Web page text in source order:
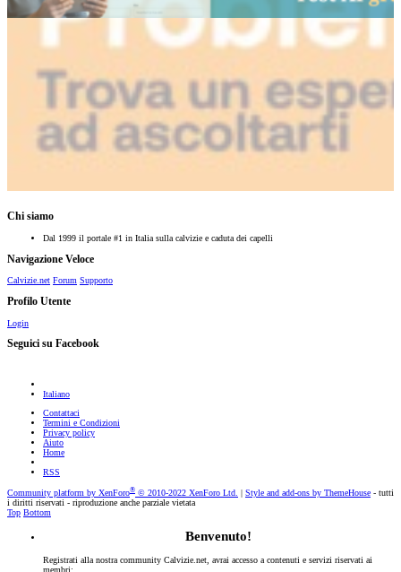
Chi siamo
Dal 1999 il portale #1 in Italia sulla calvizie e caduta dei capelli
Navigazione Veloce
Calvizie.net Forum Supporto
Profilo Utente
Login
Seguici su Facebook
Italiano
Contattaci
Termini e Condizioni
Privacy policy
Aiuto
Home
RSS
Community platform by XenForo® © 2010-2022 XenForo Ltd. Style and add-ons by ThemeHouse - tutti
i diritti riservati - riproduzione anche parziale vietata
Top Bottom
Benvenuto!
Registrati alla nostra community Calvizie.net, avrai accesso a contenuti e servizi riservati ai
membri: